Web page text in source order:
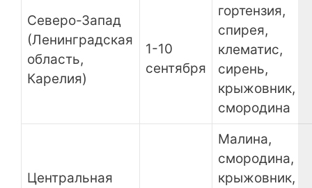
Северо-Запад
(Ленинградская
область,
Карелия)
1-10
сентября
гортензия,
спирея,
клематис,
сирень,
крыжовник,
смородина
Центральная
Малина,
смородина,
крыжовник,